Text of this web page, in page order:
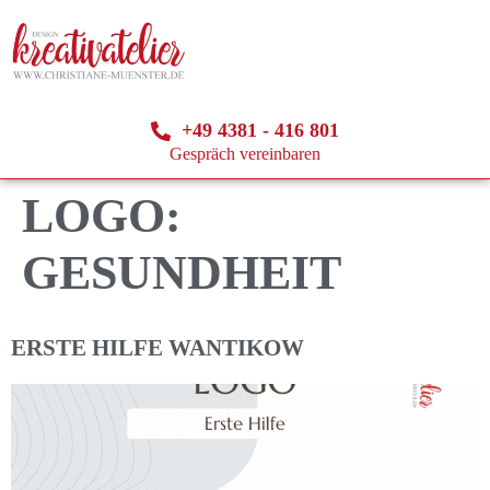
+49 4381 - 416 801
Gespräch vereinbaren
LOGO:
GESUNDHEIT
ERSTE HILFE WANTIKOW